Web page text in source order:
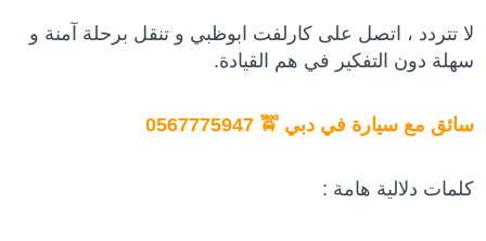
لا تتردد ، اتصل على كارلفت ابوظبي و تنقل برحلة آمنة و
سهلة دون التفكير في هم القيادة.
سائق مع سيارة في دبي 🚖 0567775947
كلمات دلالية هامة :